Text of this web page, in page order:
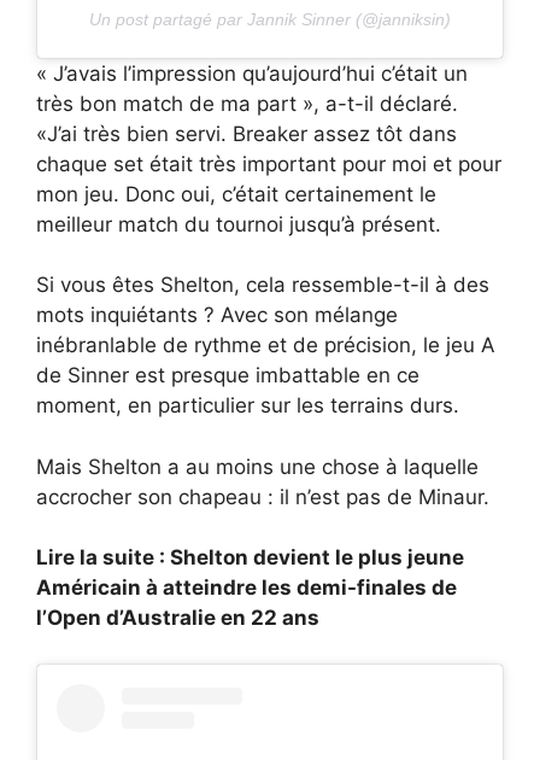
Un post partagé par Jannik Sinner (@janniksin)
« J’avais l’impression qu’aujourd’hui c’était un
très bon match de ma part », a-t-il déclaré.
«J’ai très bien servi. Breaker assez tôt dans
chaque set était très important pour moi et pour
mon jeu. Donc oui, c’était certainement le
meilleur match du tournoi jusqu’à présent.
Si vous êtes Shelton, cela ressemble-t-il à des
mots inquiétants ? Avec son mélange
inébranlable de rythme et de précision, le jeu A
de Sinner est presque imbattable en ce
moment, en particulier sur les terrains durs.
Mais Shelton a au moins une chose à laquelle
accrocher son chapeau : il n’est pas de Minaur.
Lire la suite : Shelton devient le plus jeune
Américain à atteindre les demi-finales de
l’Open d’Australie en 22 ans